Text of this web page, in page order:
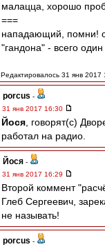
малацца, хорошо
===
нападающий, помни!
"гандона" - всего
Редактировалось 31 янв 2017
porcus -
31 янв 2017 16:30
Йося , говорят(с)
работал на радио.
Йося -
31 янв 2017 16:29
Второй коммент
Глеб Сергеевич,
не называть!
porcus -